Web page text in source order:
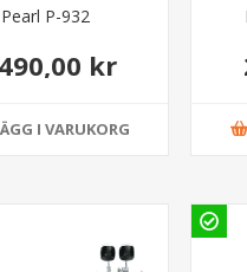
Pearl P-932
kr
I VARUKORG